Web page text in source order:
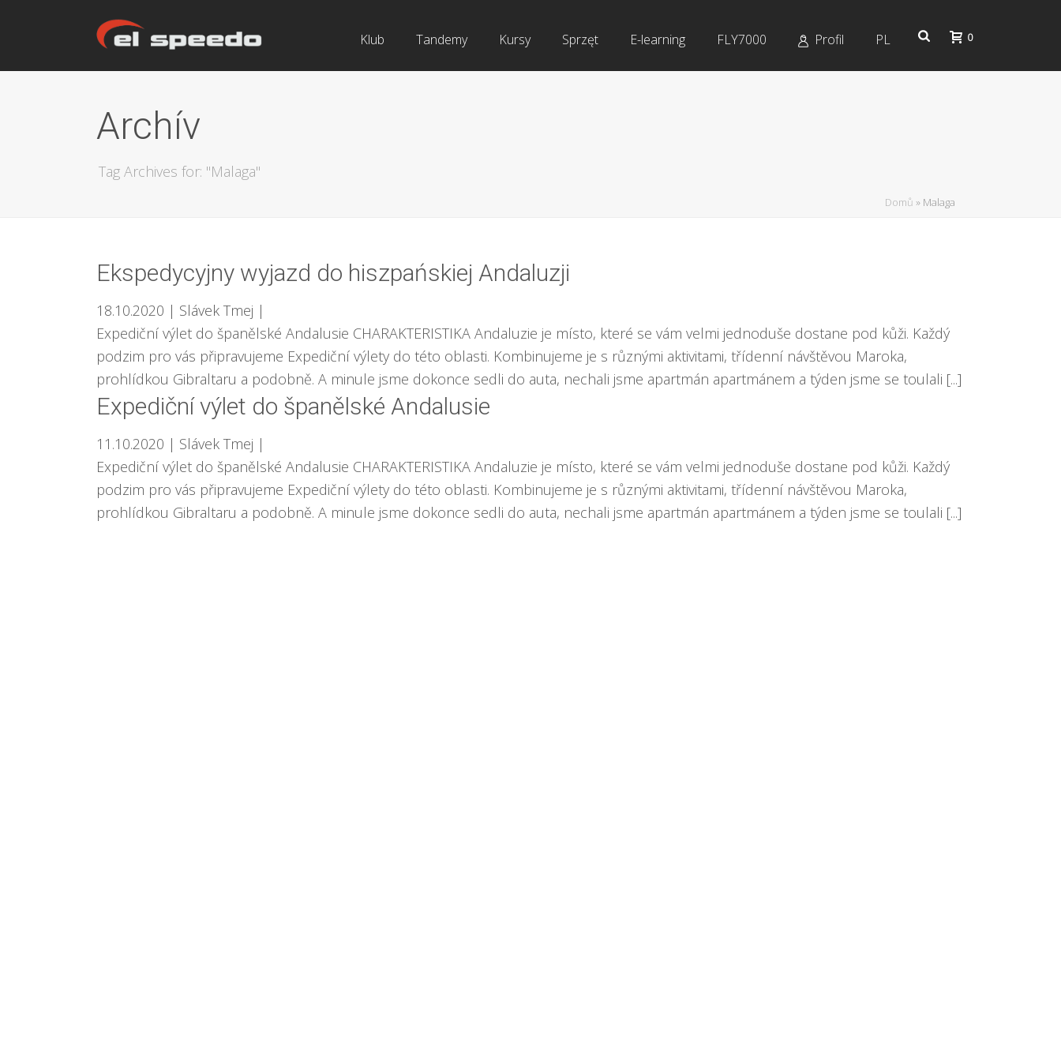
Klub Tandemy Kursy Sprzęt E-learning FLY7000 Profil PL 0
Archív
Tag Archives for: "Malaga"
Domů » Malaga
Ekspedycyjny wyjazd do hiszpańskiej Andaluzji
18.10.2020 | Slávek Tmej |
Expediční výlet do španělské Andalusie CHARAKTERISTIKA Andaluzie je místo, které se vám velmi jednoduše dostane pod kůži. Každý
podzim pro vás připravujeme Expediční výlety do této oblasti. Kombinujeme je s různými aktivitami, třídenní návštěvou Maroka,
prohlídkou Gibraltaru a podobně. A minule jsme dokonce sedli do auta, nechali jsme apartmán apartmánem a týden jsme se toulali [...]
Expediční výlet do španělské Andalusie
11.10.2020 | Slávek Tmej |
Expediční výlet do španělské Andalusie CHARAKTERISTIKA Andaluzie je místo, které se vám velmi jednoduše dostane pod kůži. Každý
podzim pro vás připravujeme Expediční výlety do této oblasti. Kombinujeme je s různými aktivitami, třídenní návštěvou Maroka,
prohlídkou Gibraltaru a podobně. A minule jsme dokonce sedli do auta, nechali jsme apartmán apartmánem a týden jsme se toulali [...]